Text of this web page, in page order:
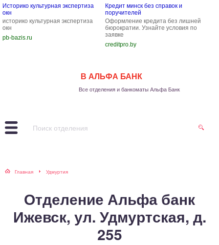
Историко культурная экспертиза
окн
историко культурная экспертиза
окн
pb-bazis.ru
Кредит минск без справок и
поручителей
Оформление кредита без лишней
бюрократии. Узнайте условия по
заявке
creditpro.by
В АЛЬФА БАНК
Все отделения и банкоматы Альфа Банк
Главная Удмуртия
Отделение Альфа банк
Ижевск, ул. Удмуртская, д.
255